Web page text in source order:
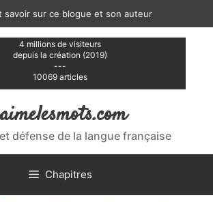
savoir sur ce blogue et son auteur
4 millions de visiteurs
depuis la création (2019)
---
10069 articles
défense de la langue française
Chapitres